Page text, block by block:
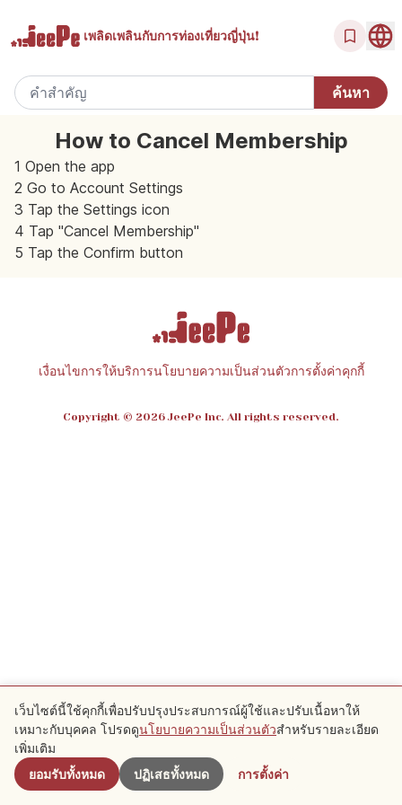
เพลิดเพลินกับการท่องเที่ยวญี่ปุ่น!
How to Cancel Membership
1 Open the app
2 Go to Account Settings
3 Tap the Settings icon
4 Tap "Cancel Membership"
5 Tap the Confirm button
เงื่อนไขการให้บริการนโยบายความเป็นส่วนตัวการตั้งค่าคุกกี้
Copyright © 2026 JeePe Inc. All rights reserved.
เว็บไซต์นี้ใช้คุกกี้เพื่อปรับปรุงประสบการณ์ผู้ใช้และปรับเนื้อหาให้
เหมาะกับบุคคล โปรดดูนโยบายความเป็นส่วนตัวสำหรับรายละเอียด
เพิ่มเติม
ยอมรับทั้งหมด
ปฏิเสธทั้งหมด การตั้งค่า